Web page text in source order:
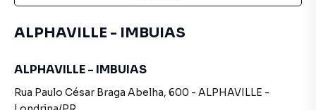
ALPHAVILLE - IMBUIAS
ALPHAVILLE - IMBUIAS
Rua Paulo César Braga Abelha, 600 - ALPHAVILLE -